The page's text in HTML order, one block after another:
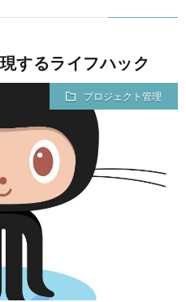
するライフハック
プロジェクト管理